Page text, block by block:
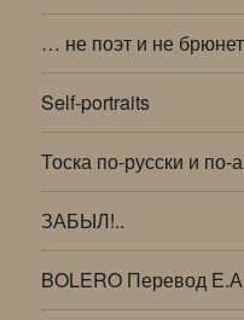
… не поэт и не
Self-portraits
Тоска по-русски и по-
ЗАБЫЛ!..
BOLERO Перевод